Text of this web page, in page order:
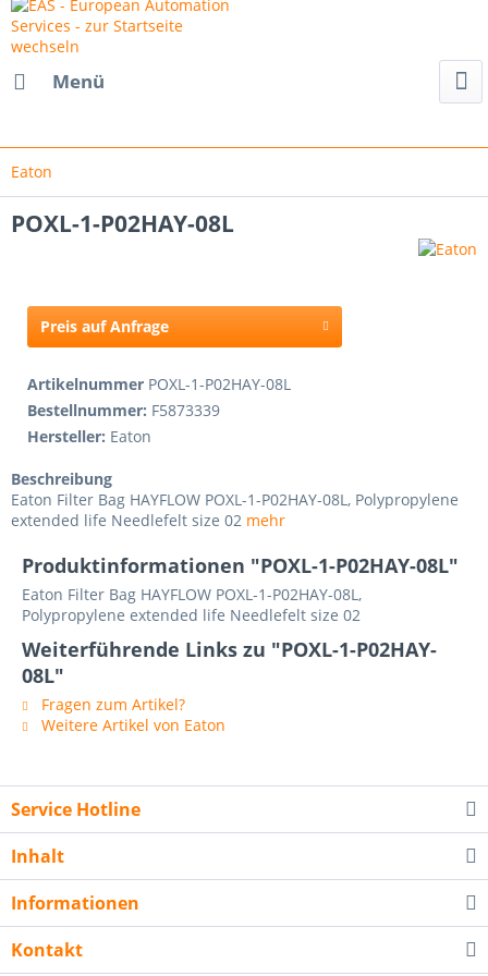
Menü
Eaton
POXL-1-P02HAY-08L
Preis auf Anfrage
Artikelnummer POXL-1-P02HAY-08L
Bestellnummer: F5873339
Hersteller: Eaton
Beschreibung
Eaton Filter Bag HAYFLOW POXL-1-P02HAY-08L, Polypropylene
extended life Needlefelt size 02 mehr
Produktinformationen "POXL-1-P02HAY-08L"
Eaton Filter Bag HAYFLOW POXL-1-P02HAY-08L,
Polypropylene extended life Needlefelt size 02
Weiterführende Links zu "POXL-1-P02HAY-
08L"
Fragen zum Artikel?
Weitere Artikel von Eaton
Service Hotline
Inhalt
Informationen
Kontakt